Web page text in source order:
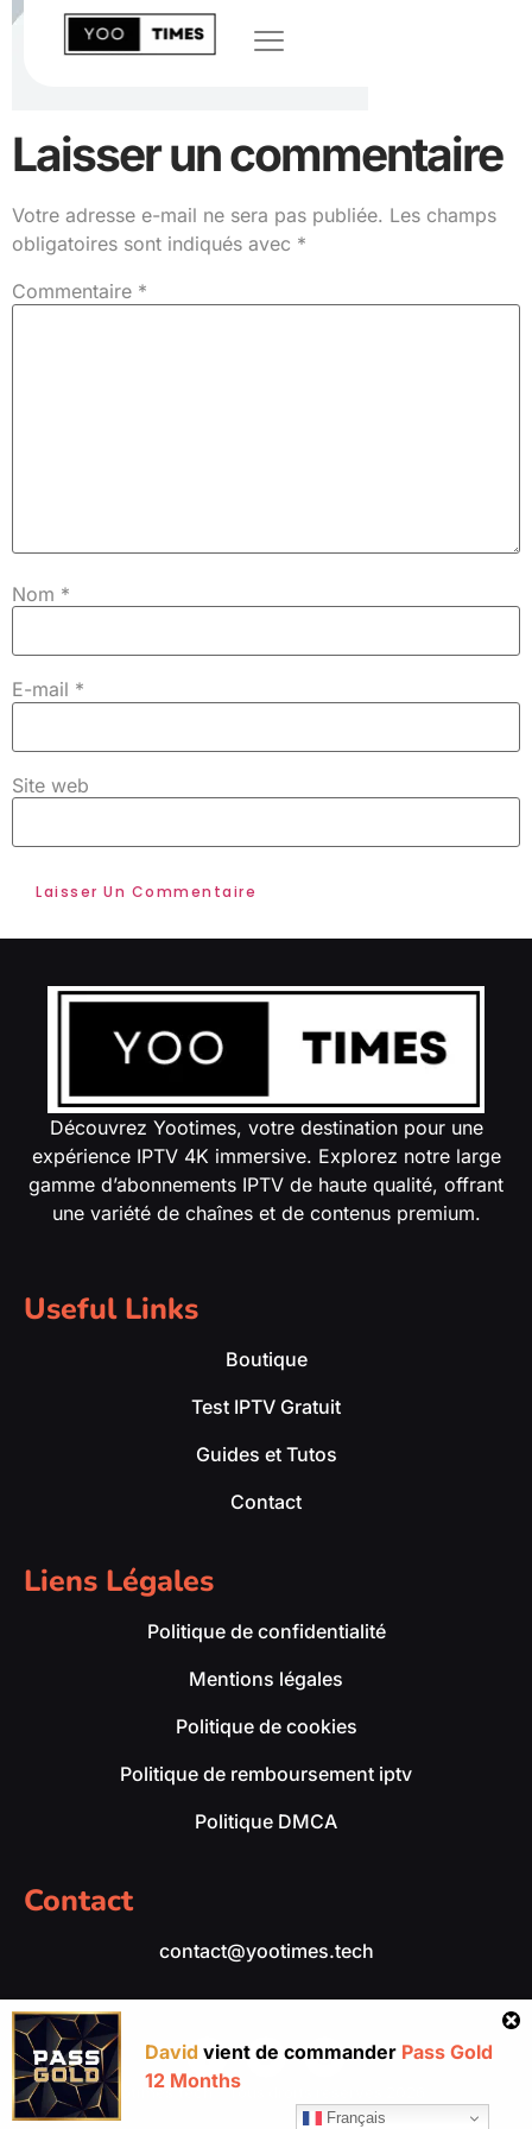
Laisser un commentaire
Votre adresse e-mail ne sera pas publiée. Les champs
obligatoires sont indiqués avec *
Commentaire *
Nom *
E-mail *
Site web
Découvrez Yootimes, votre destination pour une
expérience IPTV 4K immersive. Explorez notre large
gamme d’abonnements IPTV de haute qualité, offrant
une variété de chaînes et de contenus premium.
Useful Links
Boutique
Test IPTV Gratuit
Guides et Tutos
Contact
Liens Légales
Politique de confidentialité
Mentions légales
Politique de cookies
Politique de remboursement iptv
Politique DMCA
Contact
contact@yootimes.tech
yootimes.tech – Tous droits réservés 2026.
Français
David vient de commander Pass Gold
12 Months